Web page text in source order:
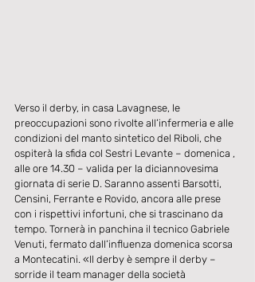
Verso il derby, in casa Lavagnese, le
preoccupazioni sono rivolte all’infermeria e alle
condizioni del manto sintetico del Riboli, che
ospiterà la sfida col Sestri Levante – domenica ,
alle ore 14.30 – valida per la diciannovesima
giornata di serie D. Saranno assenti Barsotti,
Censini, Ferrante e Rovido, ancora alle prese
con i rispettivi infortuni, che si trascinano da
tempo. Tornerà in panchina il tecnico Gabriele
Venuti, fermato dall’influenza domenica scorsa
a Montecatini. «Il derby è sempre il derby –
sorride il team manager della società